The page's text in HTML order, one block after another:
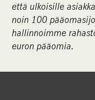
että ulkoisille
noin 100
hallinnoimme
euron pääomia.